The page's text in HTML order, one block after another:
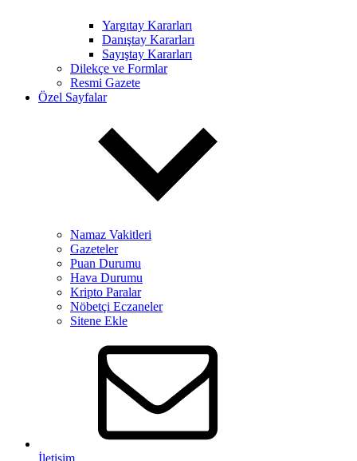
Yargıtay Kararları
Danıştay Kararları
Sayıştay Kararları
Dilekçe ve Formlar
Resmi Gazete
Özel Sayfalar
Namaz Vakitleri
Gazeteler
Puan Durumu
Hava Durumu
Kripto Paralar
Nöbetçi Eczaneler
Sitene Ekle
İletişim